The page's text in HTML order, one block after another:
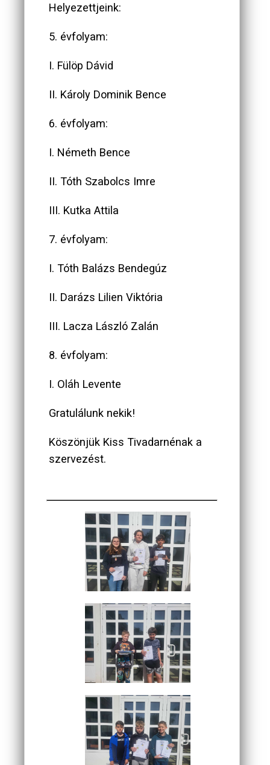
Helyezettjeink:
5. évfolyam:
I. Fülöp Dávid
II. Károly Dominik Bence
6. évfolyam:
I. Németh Bence
II. Tóth Szabolcs Imre
III. Kutka Attila
7. évfolyam:
I. Tóth Balázs Bendegúz
II. Darázs Lilien Viktória
III. Lacza László Zalán
8. évfolyam:
I. Oláh Levente
Gratulálunk nekik!
Köszönjük Kiss Tivadarnénak a
szervezést.